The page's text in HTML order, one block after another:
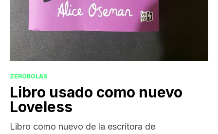
ZEROBOLAS
Libro usado como nuevo
Loveless
Libro como nuevo de la escritora de